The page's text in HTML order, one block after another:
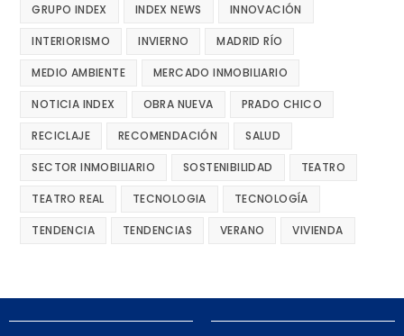
GRUPO INDEX INDEX NEWS INNOVACIÓN
INTERIORISMO INVIERNO MADRID RÍO
MEDIO AMBIENTE MERCADO INMOBILIARIO
NOTICIA INDEX OBRA NUEVA PRADO CHICO
RECICLAJE RECOMENDACIÓN SALUD
SECTOR INMOBILIARIO SOSTENIBILIDAD TEATRO
TEATRO REAL TECNOLOGIA TECNOLOGÍA
TENDENCIA TENDENCIAS VERANO VIVIENDA